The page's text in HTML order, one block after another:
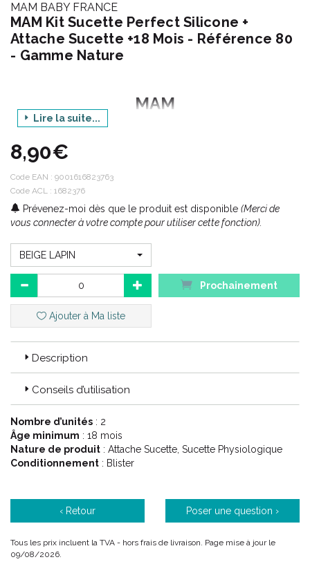
MAM BABY FRANCE
MAM Kit Sucette Perfect Silicone +
Attache Sucette +18 Mois - Référence 80
- Gamme Nature
MAM
Gamme : SUCETTES - ACCESSOIRES
Produit : KIT SUCETTE PERFECT SILICONE +
Motif : NATURE
sucette
Choisir le motif dans le menu déroulant
MAM a reçu le prix de la Commission Européenne pour la
sécurité des produits.
Sucette 100 % silicone ultra compacte et légère pour les
Code ACL : 60195..
Code EAN : 9001616823763
Lire la suite...
8,90€
Code EAN : 9001616823763
Code ACL : 1682376
Prévenez-moi dès que le produit est disponible (Merci de
vous connecter à votre compte pour utiliser cette fonction).
BEIGE LAPIN
Prochainement
Ajouter à Ma liste
Description
Conseils d’utilisation
Nombre d’unités : 2
Âge minimum : 18 mois
Nature de produit : Attache Sucette, Sucette Physiologique
Conditionnement : Blister
‹ Retour Poser une question ›
Tous les prix incluent la TVA - hors frais de livraison. Page mise à jour le
09/08/2026.